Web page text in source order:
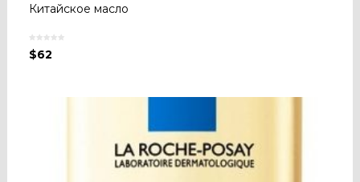
Китайское масло
$62